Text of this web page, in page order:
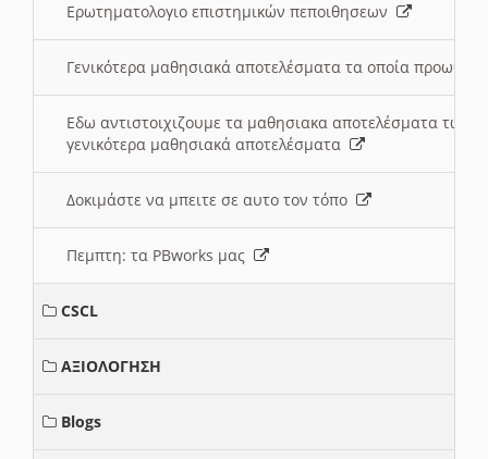
Ερωτηματολογιο επιστημικών πεποιθησεων
Γενικότερα μαθησιακά αποτελέσματα τα οποία
Εδω αντιστοιχιζουμε τα μαθησιακα αποτελέσματα
γενικότερα μαθησιακά αποτελέσματα
Δοκιμάστε να μπειτε σε αυτο τον τόπο
Πεμπτη: τα PBworks μας
CSCL
ΑΞΙΟΛΟΓΗΣΗ
Blogs